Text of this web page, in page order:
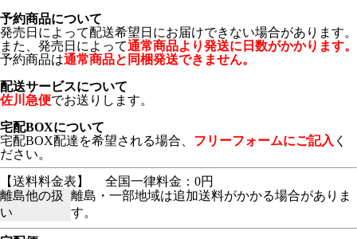
予約商品について
発売日によって配送希望日にお届けできない場合があります。
また、発売日によって通常商品より発送に日数がかかります。
予約商品は通常商品と同梱発送できません。
配送サービスについて
佐川急便でお送りします。
宅配BOXについて
宅配BOX配達を希望される場合、 フリーフォームにご記入 く
ださい。
【送料料金表】
全国一律料金：0円
離島他の扱
い
離島・一部地域は追加送料がかかる場合がありま
す。